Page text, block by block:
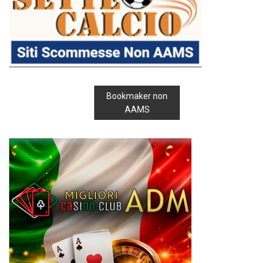
Bookmaker non
AAMS